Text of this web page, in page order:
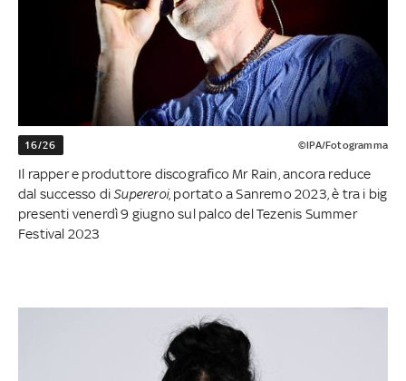
16/26 ©IPA/Fotogramma
Il rapper e produttore discografico Mr Rain, ancora reduce
dal successo diSupereroi, portato a Sanremo 2023, è tra i big
presenti venerdì 9 giugno sul palco del Tezenis Summer
Festival 2023